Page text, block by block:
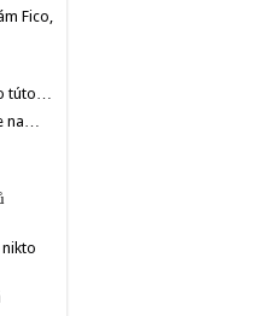
Fico,
túto…
na…